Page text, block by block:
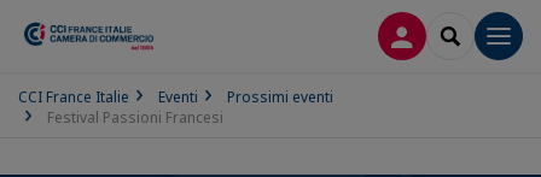
LOG INSEARCH
CCI France Italie Eventi
Prossimi eventi
Festival Passioni Francesi